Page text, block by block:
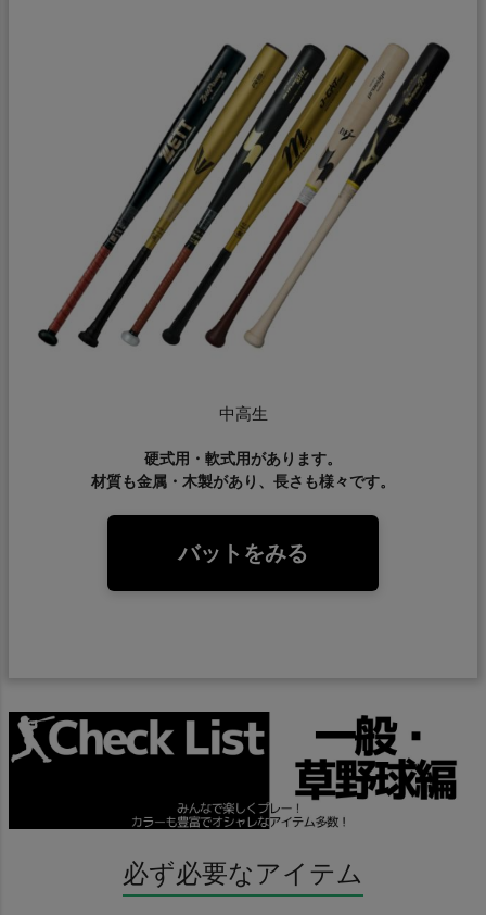
中高生
硬式用・軟式用があります。
材質も金属・木製があり、長さも様々です。
バットをみる
必ず必要なアイテム